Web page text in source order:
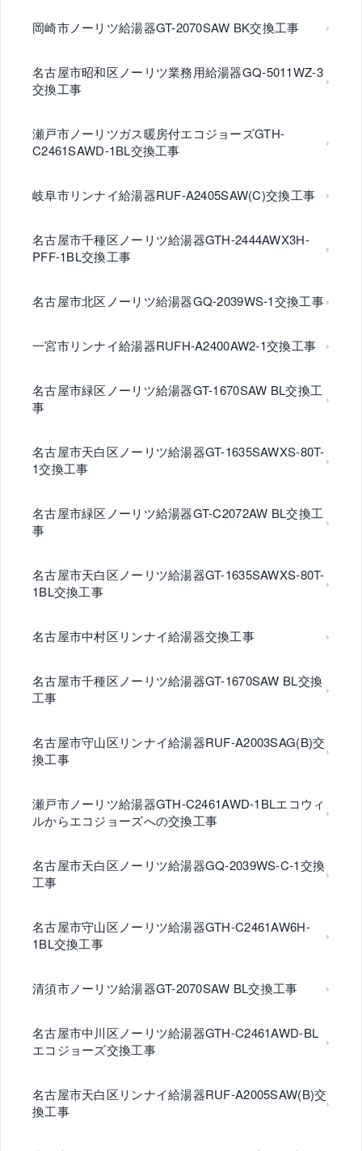
岡崎市ノーリツ給湯器GT-2070SAW BK交換工事
名古屋市昭和区ノーリツ業務用給湯器GQ-5011WZ-3
交換工事
瀬戸市ノーリツガス暖房付エコジョーズGTH-
C2461SAWD-1BL交換工事
岐阜市リンナイ給湯器RUF-A2405SAW(C)交換工事
名古屋市千種区ノーリツ給湯器GTH-2444AWX3H-
PFF-1BL交換工事
名古屋市北区ノーリツ給湯器GQ-2039WS-1交換工事
一宮市リンナイ給湯器RUFH-A2400AW2-1交換工事
名古屋市緑区ノーリツ給湯器GT-1670SAW BL交換工
事
名古屋市天白区ノーリツ給湯器GT-1635SAWXS-80T-
1交換工事
名古屋市緑区ノーリツ給湯器GT-C2072AW BL交換工
事
名古屋市天白区ノーリツ給湯器GT-1635SAWXS-80T-
1BL交換工事
名古屋市中村区リンナイ給湯器交換工事
名古屋市千種区ノーリツ給湯器GT-1670SAW BL交換
工事
名古屋市守山区リンナイ給湯器RUF-A2003SAG(B)交
換工事
瀬戸市ノーリツ給湯器GTH-C2461AWD-1BLエコウィ
ルからエコジョーズへの交換工事
名古屋市天白区ノーリツ給湯器GQ-2039WS-C-1交換
工事
名古屋市守山区ノーリツ給湯器GTH-C2461AW6H-
1BL交換工事
清須市ノーリツ給湯器GT-2070SAW BL交換工事
名古屋市中川区ノーリツ給湯器GTH-C2461AWD-BL
エコジョーズ交換工事
名古屋市天白区リンナイ給湯器RUF-A2005SAW(B)交
換工事